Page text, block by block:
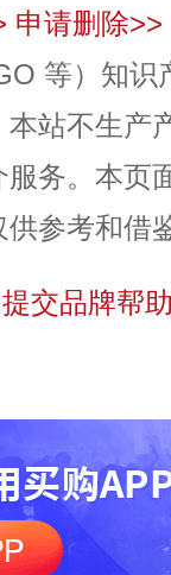
申请删除>>
等）知
站不生产
务。本页
参考和借
提交品牌帮